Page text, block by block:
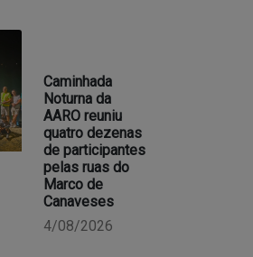
Caminhada
Noturna da
AARO reuniu
quatro dezenas
de participantes
pelas ruas do
Marco de
Canaveses
4/08/2026